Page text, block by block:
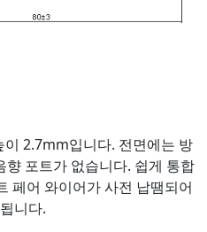
2.7mm입니다. 전면에는 방
포트가 없습니다. 쉽게 통합
페어 와이어가 사전 납땜되어
니다.